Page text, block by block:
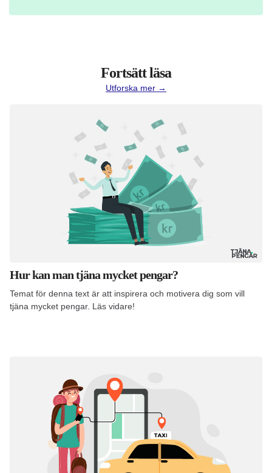
Fortsätt läsa
Utforska mer →
Hur kan man tjäna mycket pengar?
Temat för denna text är att inspirera och motivera dig som vill
tjäna mycket pengar. Läs vidare!